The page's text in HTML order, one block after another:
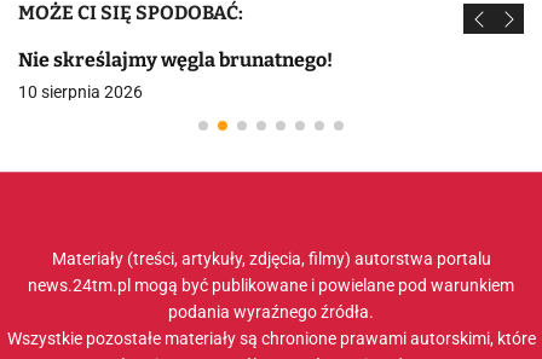
MOŻE CI SIĘ SPODOBAĆ:
Nie skreślajmy węgla brunatnego!
10 sierpnia 2026
Materiały (treści, artykuły, zdjęcia, filmy) autorstwa portalu
news.24tm.pl mogą być publikowane i powielane pod warunkiem
podania wyraźnego źródła.
Wszystkie pozostałe materiały są chronione prawami autorskimi, które